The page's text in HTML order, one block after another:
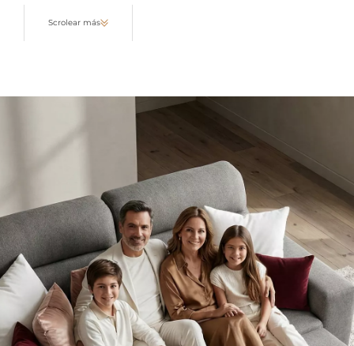
Scrolear más